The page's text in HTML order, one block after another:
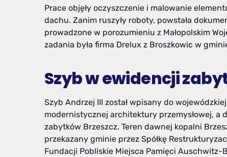
Prace objęły oczyszczenie i malowanie
dachu. Zanim ruszyły roboty, powstała
prowadzone w porozumieniu z Małopolskim
zadania była firma Drelux z Broszkowic w
Szyb w ewidencji
Szyb Andrzej III został wpisany do
modernistycznej architektury przemysłowej, a
zabytków Brzeszcz. Teren dawnej kopalni
przekazany gminie przez Spółkę
Fundacji Pobliskie Miejsca Pamięci